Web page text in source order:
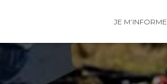
JE M’INFORME